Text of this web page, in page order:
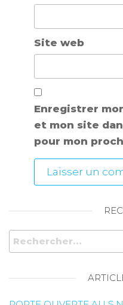
Site web
Enregistrer
et mon site
pour mon